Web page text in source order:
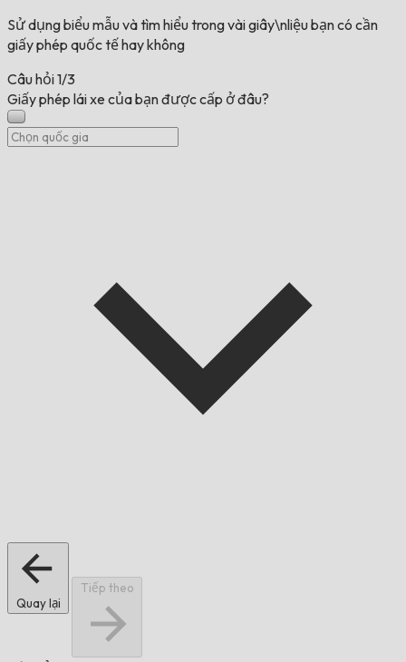
Sử dụng biểu mẫu và tìm hiểu trong vài giây\nliệu bạn có cần
giấy phép quốc tế hay không
Câu hỏi1/3
Giấy phép lái xe của bạn được cấp ở đâu?
Quay lại
Tiếp theo